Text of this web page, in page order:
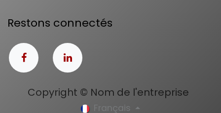
Restons connectés
Copyright © Nom de l'entreprise
Français